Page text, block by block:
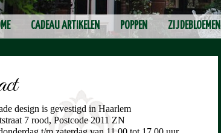
CADEAU ARTIKELEN POPPEN ZIJDEBLOEMEN
design is gevestigd in Haarlem
7 rood, Postcode 2011 ZN